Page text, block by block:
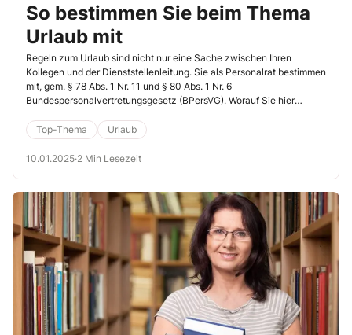
So bestimmen Sie beim Thema
Urlaub mit
Regeln zum Urlaub sind nicht nur eine Sache zwischen Ihren
Kollegen und der Dienststellenleitung. Sie als Personalrat bestimmen
mit, gem. § 78 Abs. 1 Nr. 11 und § 80 Abs. 1 Nr. 6
Bundespersonalvertretungsgesetz (BPersVG). Worauf Sie hier
Top-Thema
Urlaub
10.01.2025·2 Min Lesezeit